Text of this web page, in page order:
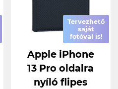
Tervezhető
saját
fotóval is!
Apple iPhone
13 Pro oldalra
nyíló flipes